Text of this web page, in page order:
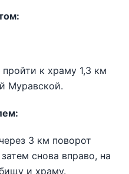
к храму 1,3 км
Муравской.
3 км поворот
снова вправо, на
и храму.